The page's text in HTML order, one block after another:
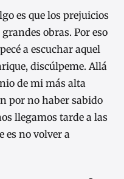
es que los prejuicios
obras. Por eso
a escuchar aquel
discúlpeme. Allá
de mi más alta
por no haber sabido
llegamos tarde a las
es no volver a